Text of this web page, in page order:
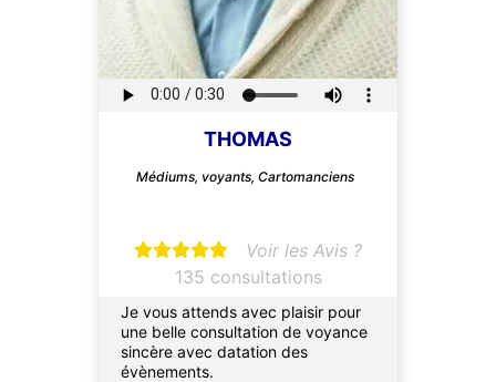
THOMAS
Médiums, voyants, Cartomanciens
Voir les Avis ?
135 consultations
Je vous attends avec plaisir pour
une belle consultation de voyance
sincère avec datation des
évènements.